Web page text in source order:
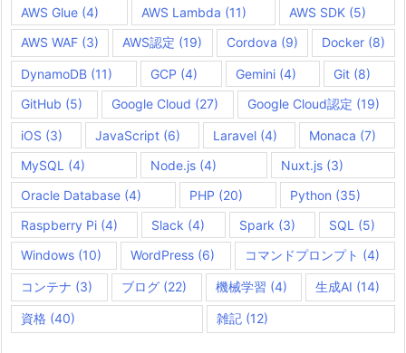
AWS Glue (4) AWS Lambda (11) AWS SDK (5)
AWS WAF (3) AWS認定 (19) Cordova (9) Docker(8)
DynamoDB (11) GCP (4) Gemini(4) Git (8)
GitHub (5) Google Cloud (27) Google Cloud認定 (19)
iOS (3) JavaScript(6) Laravel(4) Monaca (7)
MySQL (4) Node.js(4) Nuxt.js (3)
Oracle Database (4) PHP (20) Python (35)
Raspberry Pi (4) Slack (4) Spark (3) SQL (5)
Windows (10) WordPress (6) コマンドプロンプト (4)
コンテナ (3) ブログ(22) 機械学習 (4) 生成AI (14)
資格 (40) 雑記(12)